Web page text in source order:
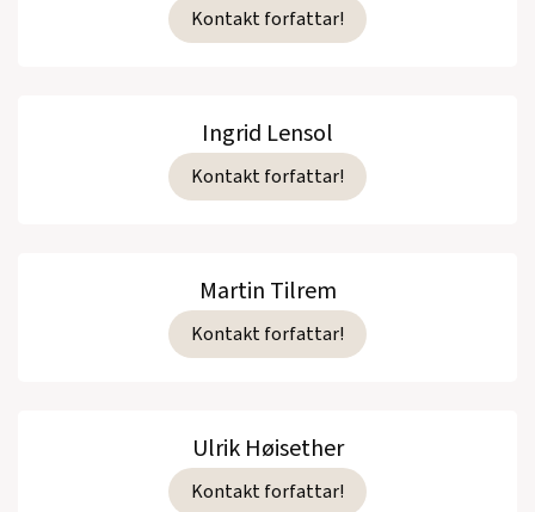
Kontakt forfattar!
Ingrid Lensol
Kontakt forfattar!
Martin Tilrem
Kontakt forfattar!
Ulrik Høisether
Kontakt forfattar!